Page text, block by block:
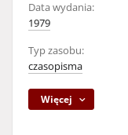
Data wydania:
1979
Typ zasobu:
czasopisma
Więcej